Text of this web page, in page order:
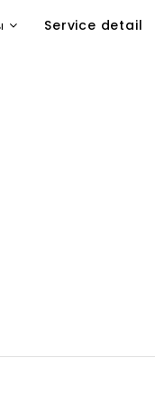
Service detail